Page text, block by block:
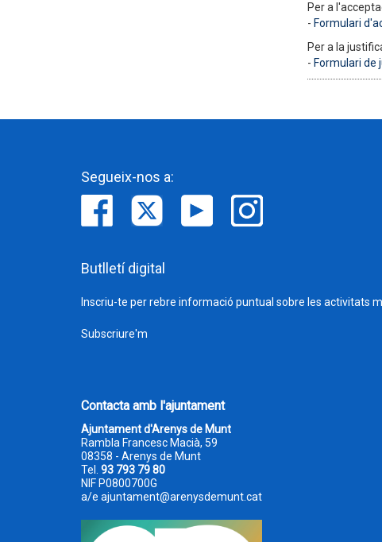
Per a
- Formulari
Per a la
- Formulari de
Segueix-nos a:
Butlletí digital
Inscriu-te per rebre informació puntual sobre les activitats
Subscriure'm
Contacta amb l'ajuntament
Ajuntament d'Arenys de Munt
Rambla Francesc Macià, 59
08358 - Arenys de Munt
Tel. 93 793 79 80
NIF P0800700G
a/e ajuntament@arenysdemunt.cat